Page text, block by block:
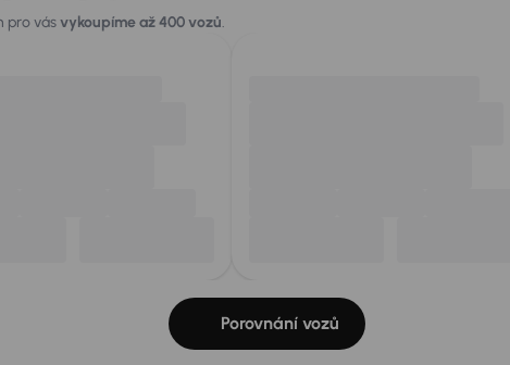
pro vásvykoupíme až 400 vozů.
Porovnání vozů